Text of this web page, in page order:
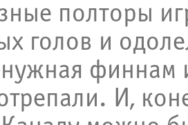
полторы
голов и
финнам
И,